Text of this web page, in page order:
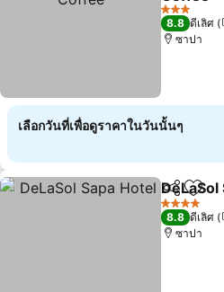
ดูราคา
3 ดาว
8.8 ดีเลิศ
ซาปา
เลือกวันที่เพื่อดูราคาในวันนั้นๆ
แชร์ เพิ่ม
DeLaSol
4 ดาว
8.8 ดีเลิศ
ซาปา